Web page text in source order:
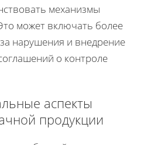
механизмы
может включать более
нарушения и внедрение
о контроле
аспекты
продукции